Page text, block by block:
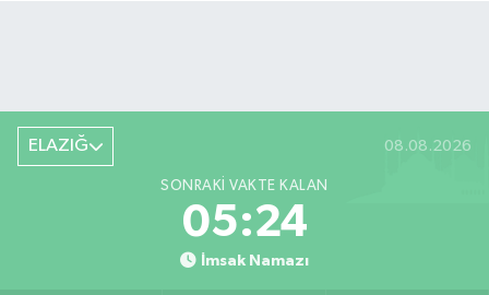
ELAZIĞ 08.08.2026
SONRAKI VAKTE KALAN
05:24
İmsak Namazı